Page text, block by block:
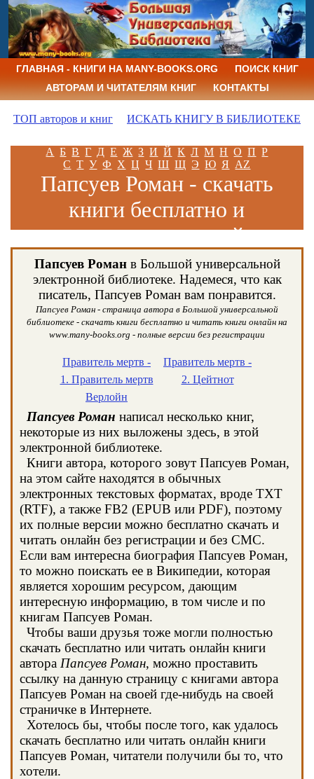
ГЛАВНАЯ - КНИГИ НА MANY-BOOKS.ORG
ПОИСК КНИГ
АВТОРАМ И ЧИТАТЕЛЯМ КНИГ
КОНТАКТЫ
ТОП авторов и книг ИСКАТЬ КНИГУ В БИБЛИОТЕКЕ
А Б В Г Д Е Ж З И Й К Л М Н О П Р
С Т У Ф Х Ц Ч Ш Щ Э Ю Я AZ
Папсуев Роман - скачать
книги бесплатно и
читать книги онлайн
Папсуев Романв Большой универсальной
электронной библиотеке. Надемеся, что как
писатель, Папсуев Роман вам понравится.
Папсуев Роман - страница автора в Большой универсальной
библиотеке - скачать книги бесплатно и читать книги онлайн на
www.many-books.org - полные версии без регистрации
Правитель мертв -
1. Правитель мертв
Верлойн
Правитель мертв -
2. Цейтнот
Папсуев Роман написал несколько книг,
некоторые из них выложены здесь, в этой
электронной библиотеке.
Книги автора, которого зовут Папсуев Роман,
на этом сайте находятся в обычных
электронных текстовых форматах, вроде TXT
(RTF), а также FB2 (EPUB или PDF), поэтому
их полные версии можно бесплатно скачать и
читать онлайн без регистрации и без СМС.
Если вам интересна биография Папсуев Роман,
то можно поискать ее в Википедии, которая
является хорошим ресурсом, дающим
интересную информацию, в том числе и по
книгам Папсуев Роман.
Чтобы ваши друзья тоже могли полностью
скачать бесплатно или читать онлайн книги
автора Папсуев Роман, можно проставить
ссылку на данную страницу с книгами автора
Папсуев Роман на своей где-нибудь на своей
страничке в Интернете.
Хотелось бы, чтобы после того, как удалось
скачать бесплатно или читать онлайн книги
Папсуев Роман, читатели получили бы то, что
хотели.